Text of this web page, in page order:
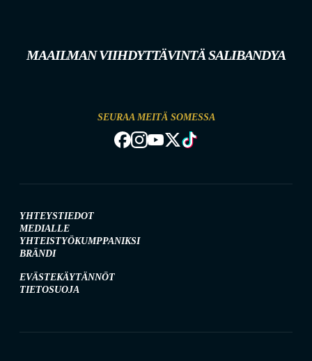
MAAILMAN VIIHDYTTÄVINTÄ SALIBANDYA
SEURAA MEITÄ SOMESSA
YHTEYSTIEDOT
MEDIALLE
YHTEISTYÖKUMPPANIKSI
BRÄNDI
EVÄSTEKÄYTÄNNÖT
TIETOSUOJA